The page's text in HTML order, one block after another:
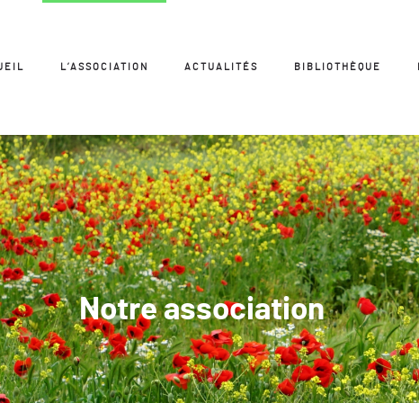
L’ASSOCIATION ACTUALITÉS BIBLIOTHÈQUE
Notre association